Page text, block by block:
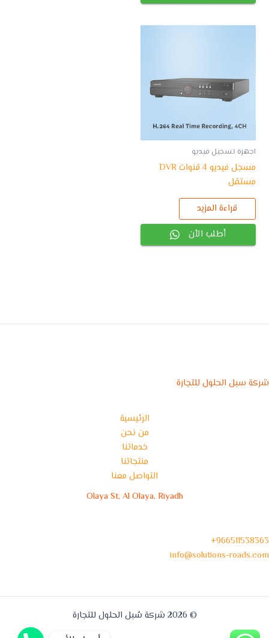
اجهزة تسجيل فيديو
مسجل فيديو 4 قنوات DVR
مستقل
قراءة المزيد
أطلب الأن
شركة سبل الحلول للتجارة
الرئيسية
من نحن
خدماتنا
منتجاتنا
التواصل معنا
Olaya St, Al Olaya, Riyadh
966511538363+
info@solutions-roads.com
© 2026 شركة سُبل الحلول للتجارة